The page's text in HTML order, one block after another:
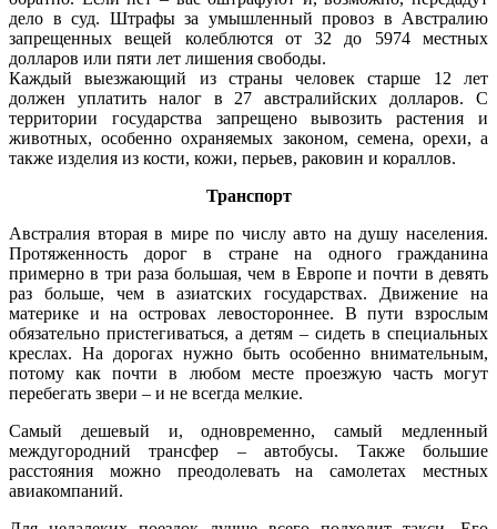
дело в суд. Штрафы за умышленный провоз в Австралию
запрещенных вещей колеблются от 32 до 5974 местных
долларов или пяти лет лишения свободы.
Каждый выезжающий из страны человек старше 12 лет
должен уплатить налог в 27 австралийских долларов. С
территории государства запрещено вывозить растения и
животных, особенно охраняемых законом, семена, орехи, а
также изделия из кости, кожи, перьев, раковин и кораллов.
Транспорт
Австралия вторая в мире по числу авто на душу населения.
Протяженность дорог в стране на одного гражданина
примерно в три раза большая, чем в Европе и почти в девять
раз больше, чем в азиатских государствах. Движение на
материке и на островах левостороннее. В пути взрослым
обязательно пристегиваться, а детям – сидеть в специальных
креслах. На дорогах нужно быть особенно внимательным,
потому как почти в любом месте проезжую часть могут
перебегать звери – и не всегда мелкие.
Самый дешевый и, одновременно, самый медленный
междугородний трансфер – автобусы. Также большие
расстояния можно преодолевать на самолетах местных
авиакомпаний.